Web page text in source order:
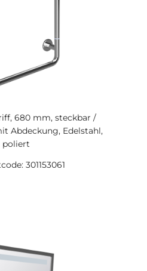
680 mm, steckbar /
Abdeckung, Edelstahl,
poliert
301153061